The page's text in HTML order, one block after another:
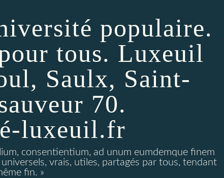
populaire.
tous. Luxeuil
Saulx, Saint-
70.
luxeuil.fr
consentientium, ad unum eumdemque finem
vrais, utiles, partagés par tous, tendant
fin. »